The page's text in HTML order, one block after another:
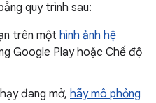
quy trình sau:
trên một hình ảnh hệ
Google Play hoặc Chế độ
đang mở, hãy mô phỏng